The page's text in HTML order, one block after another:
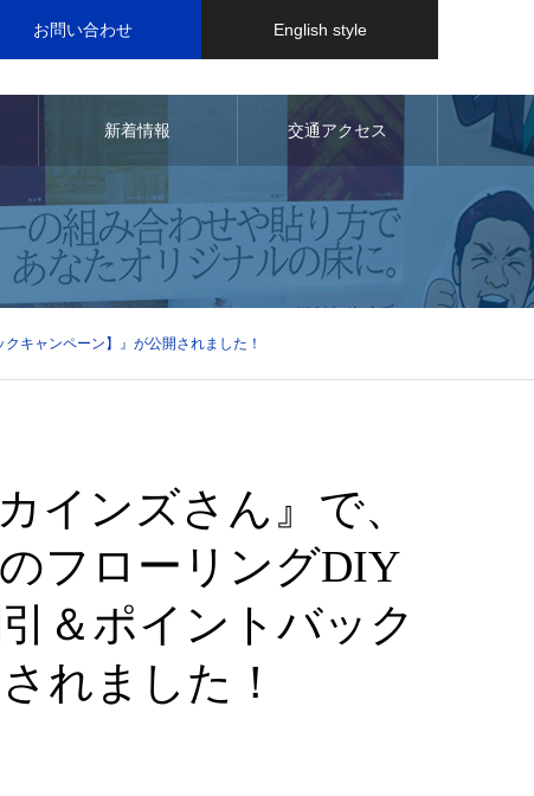
お問い合わせ English style
新着情報 交通アクセス
キャンペーン】』が公開されました！
インズさん』で、
フローリングDIY
＆ポイントバック
れました！